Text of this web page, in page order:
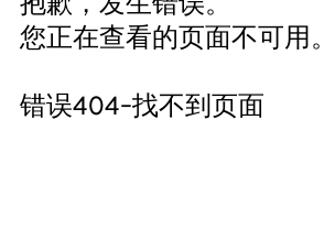
您正在查看的页面不可用。
错误404-找不到页面